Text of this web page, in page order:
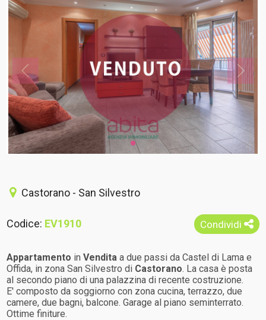
Castorano - San Silvestro
Condividi
Codice: EV1910
Appartamento inVendita a due passi da Castel di Lama e
Offida, in zona San Silvestro di Castorano. La casa è posta
al secondo piano di una palazzina di recente costruzione.
E' composto da soggiorno con zona cucina, terrazzo, due
camere, due bagni, balcone. Garage al piano seminterrato.
Ottime finiture.